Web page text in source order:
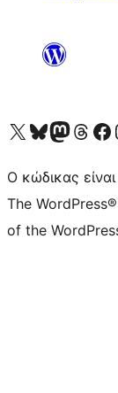
Visit our X (formerly Twitter) account
Visit our Bluesky account
Επισκεφθείτε τον λογαριασμό
Visit our
Ο κώδικας
The
of the